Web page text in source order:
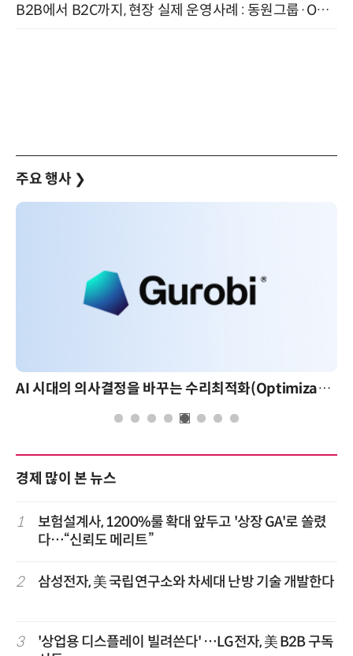
B2B에서 B2C까지, 현장 실제 운영사례 : 동원그룹·OCI·다이닝브랜즈그룹·당근 (8/27)
주요 행사 ❯
AI 시대의 의사결정을 바꾸는 수리최적화(Optimization): 실제 산업 적용 사례와 활용 전략
경제 많이 본 뉴스
1
보험설계사, 1200%룰 확대 앞두고 '상장 GA'로 쏠렸
다…“신뢰도 메리트”
2 삼성전자, 美 국립연구소와 차세대 난방 기술 개발한다
3
'상업용 디스플레이 빌려쓴다' …LG전자, 美 B2B 구독